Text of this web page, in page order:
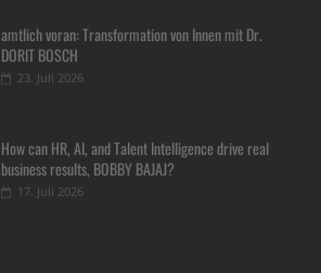
amtlich voran: Transformation von Innen mit Dr.
DORIT BOSCH
23. Juli 2026
How can HR, AI, and Talent Intelligence drive real
business results, BOBBY BAJAJ?
17. Juli 2026